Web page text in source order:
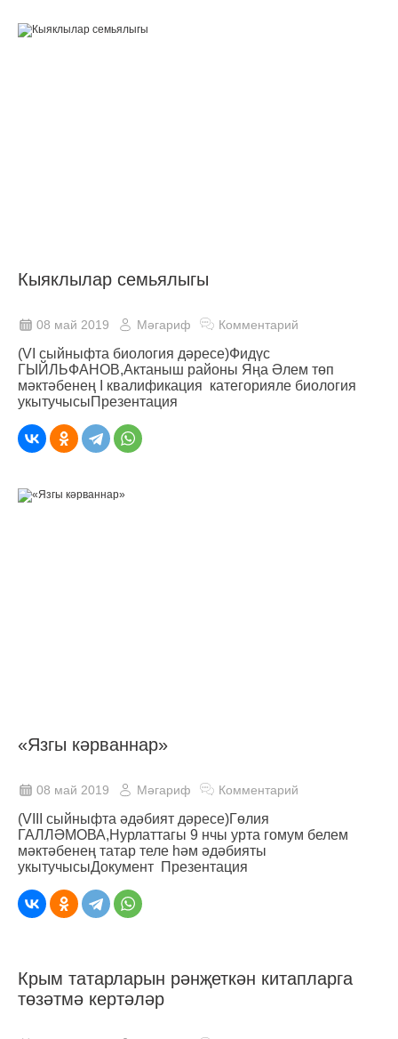
Кыяклылар семьялыгы
08 май 2019 Мәгариф Комментарий
(VI сыйныфта биология дәресе)Фидүс
ГЫЙЛЬФАНОВ,Актаныш районы Яңа Әлем төп
мәктәбенең I квалификация категорияле биология
укытучысыПрезентация
«Язгы кәрваннар»
08 май 2019 Мәгариф Комментарий
(VIII сыйныфта әдәбият дәресе)Гөлия
ГАЛЛӘМОВА,Нурлаттагы 9 нчы урта гомум белем
мәктәбенең татар теле һәм әдәбияты
укытучысыДокумент Презентация
Крым татарларын рәнҗеткән китапларга
төзәтмә кертәләр